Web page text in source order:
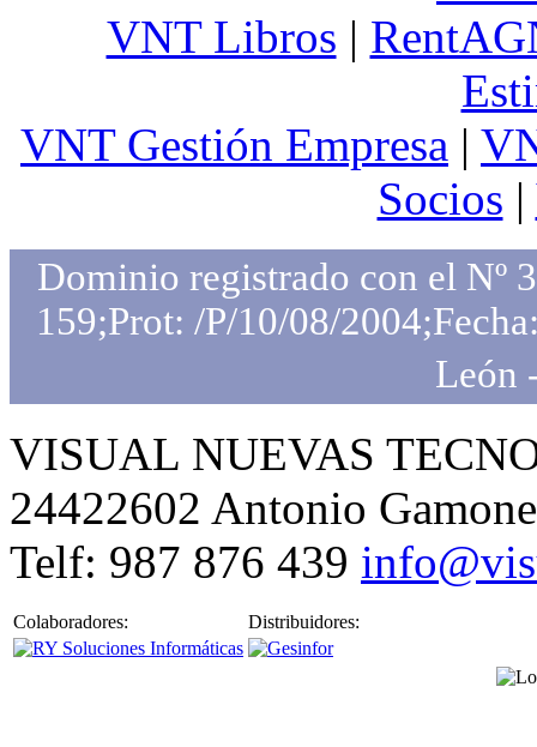
VNT Libros |
VNT Gestión Empresa |
Socios |
Dominio registrado con el Nº
159;Prot: /P/10/08/
León
VISUAL NUEVAS
24422602 Antonio
Telf: 987 876 439
Colaboradores: Distribuidores: